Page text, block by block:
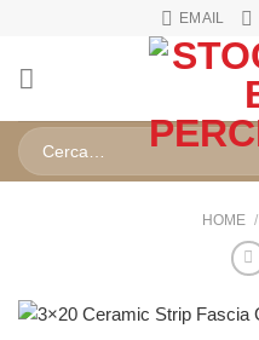
contenuti
EMAIL
Cerca:
HOME /